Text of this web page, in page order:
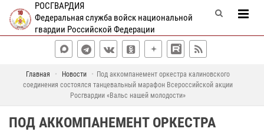
РОСГВАРДИЯ
Федеральная служба войск национальной
гвардии Российской Федерации
Главная Новости
Под аккомпанемент оркестра калиновского
соединения состоялся танцевальный марафон Всероссийской акции
Росгвардии «Вальс нашей молодости»
ПОД АККОМПАНЕМЕНТ ОРКЕСТРА